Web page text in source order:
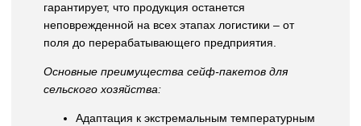
гарантирует, что продукция останется
неповрежденной на всех этапах логистики – от
поля до перерабатывающего предприятия.
Основные преимущества сейф-пакетов для
сельского хозяйства:
Адаптация к экстремальным температурным